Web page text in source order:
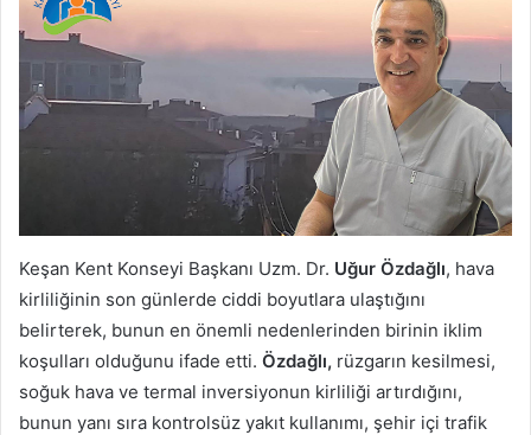
Keşan Kent Konseyi Başkanı Uzm. Dr. Uğur Özdağlı, hava
kirliliğinin son günlerde ciddi boyutlara ulaştığını
belirterek, bunun en önemli nedenlerinden birinin iklim
koşulları olduğunu ifade etti. Özdağlı, rüzgarın kesilmesi,
soğuk hava ve termal inversiyonun kirliliği artırdığını,
bunun yanı sıra kontrolsüz yakıt kullanımı, şehir içi trafik